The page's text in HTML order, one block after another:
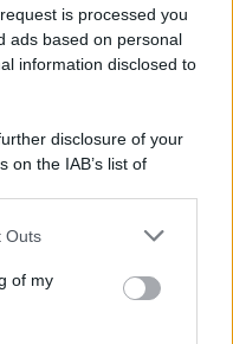
is processed you
ads based on personal
information disclosed to
disclosure of your
on the IAB’s list of
by us to third parties
one or more Google
Outs
of my